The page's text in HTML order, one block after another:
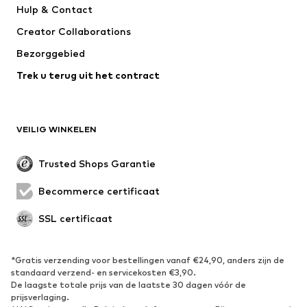
WE Fashion
Hulp & Contact
Creator Collaborations
Bezorggebied
Trek u terug uit het contract
VEILIG WINKELEN
Trusted Shops Garantie
Becommerce certificaat
SSL certificaat
*Gratis verzending voor bestellingen vanaf €24,90, anders zijn de
standaard verzend- en servicekosten €3,90.
De laagste totale prijs van de laatste 30 dagen vóór de
prijsverlaging.